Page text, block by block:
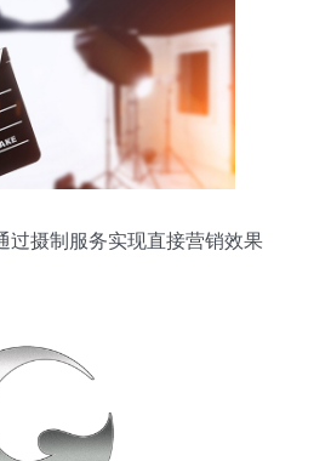
过摄制服务实现直接营销效果